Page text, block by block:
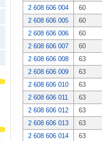
2 608 606 004
60
2 608 606 005
60
2 608 606 006
60
2 608 606 007
60
2 608 606 008
63
2 608 606 009
63
2 608 606 010
63
2 608 606 011
63
2 608 606 012
63
2 608 606 013
63
2 608 606 014
63